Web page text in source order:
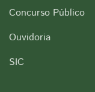
Concurso Público
Ouvidoria
SIC